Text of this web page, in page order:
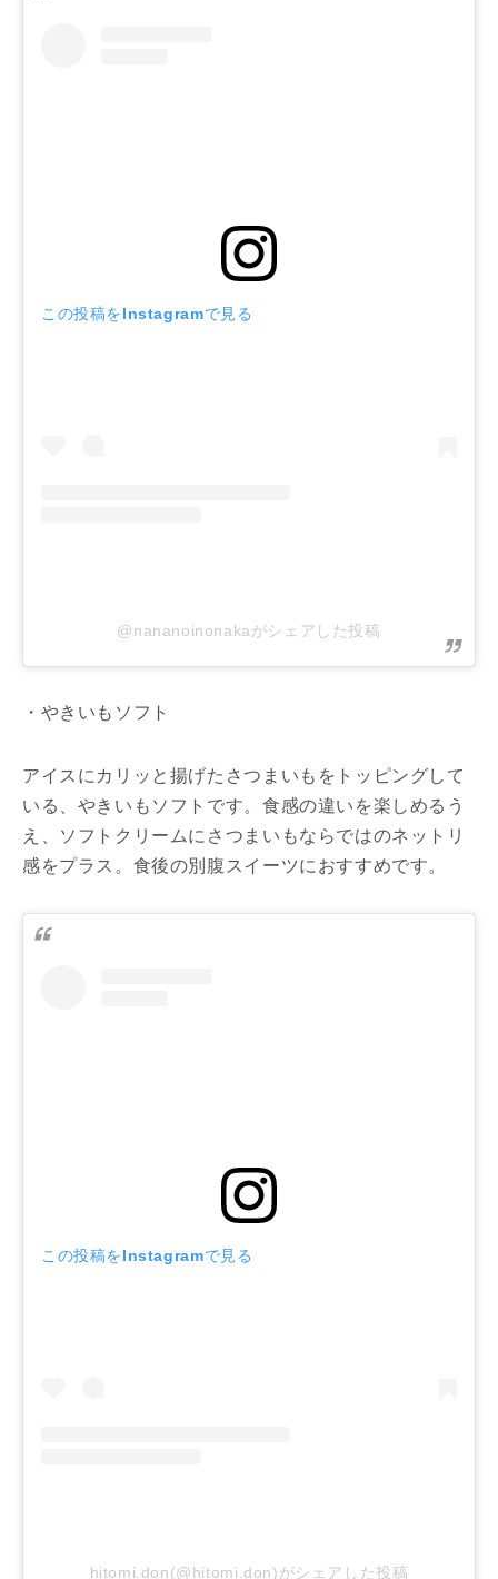
この投稿をInstagramで見る
@nananoinonakaがシェアした投稿
・やきいもソフト
アイスにカリッと揚げたさつまいもをトッピングして
いる、やきいもソフトです。食感の違いを楽しめるう
え、ソフトクリームにさつまいもならではのネットリ
感をプラス。食後の別腹スイーツにおすすめです。
この投稿をInstagramで見る
hitomi.don(@hitomi.don)がシェアした投稿